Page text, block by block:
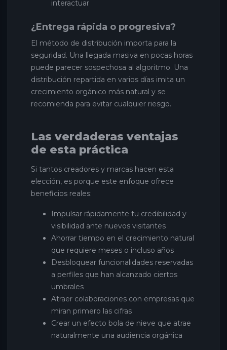
interactuar
¿Entrega rápida o progresiva?
El método de distribución importa para la
seguridad. Una llegada masiva en pocas horas
puede parecer sospechosa al algoritmo. Una
distribución repartida en varios días imita un
crecimiento orgánico más natural y se
recomienda para evitar cualquier riesgo.
Las verdaderas ventajas
de esta práctica
Si tantos creadores y marcas hacen esta
elección, es porque este enfoque ofrece
beneficios reales:
Impulsar rápidamente tu credibilidad y
visibilidad ante nuevos visitantes
Ahorrar tiempo en el crecimiento natural
que requiere meses o incluso años
Desbloquear funcionalidades reservadas
a perfiles que han alcanzado ciertos
umbrales
Atraer colaboraciones con empresas que
miran primero las cifras
Crear un efecto bola de nieve que atrae
naturalmente una audiencia orgánica